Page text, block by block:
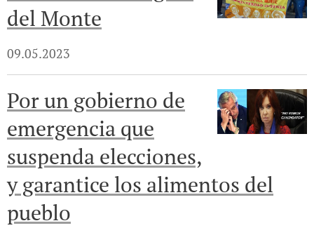
del Monte
09.05.2023
Por un gobierno de
emergencia que
suspenda elecciones,
y garantice los alimentos del
pueblo